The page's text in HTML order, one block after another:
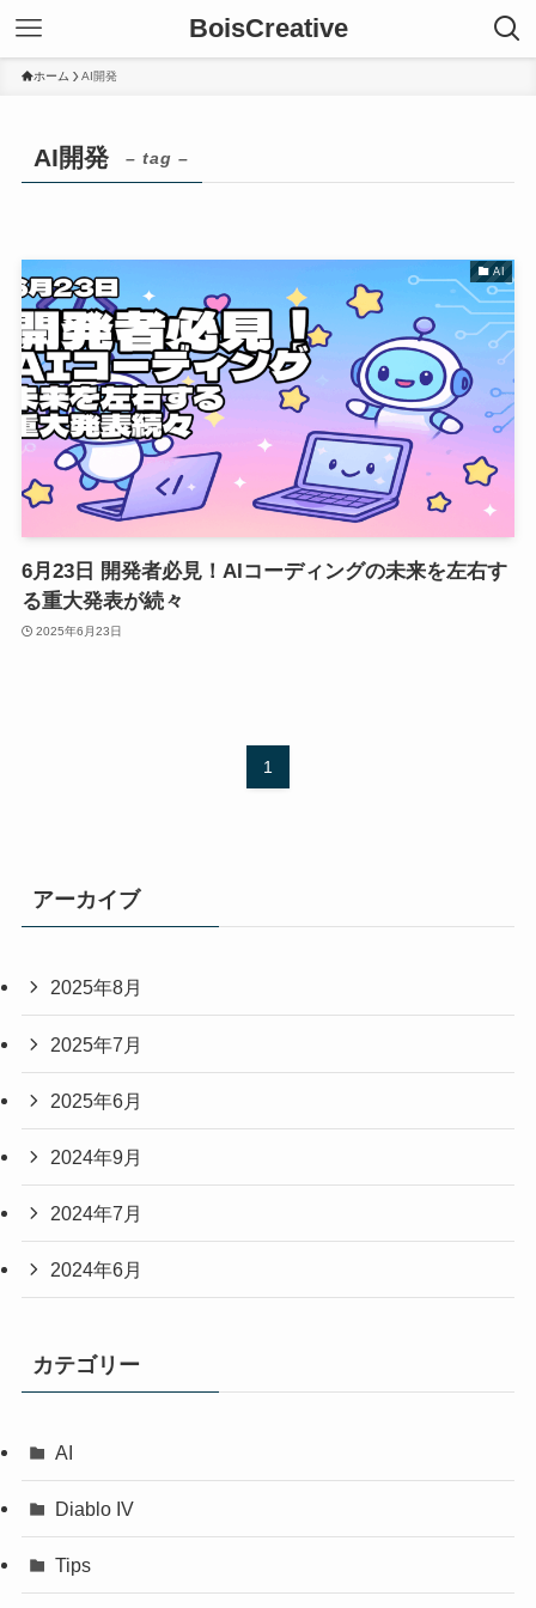
BoisCreative
ホーム AI開発
AI開発 – tag –
AI
6月23日 開発者必見！AIコーディングの未来を左右す
る重大発表が続々
2025年6月23日
1
アーカイブ
2025年8月
2025年7月
2025年6月
2024年9月
2024年7月
2024年6月
カテゴリー
AI
Diablo IV
Tips